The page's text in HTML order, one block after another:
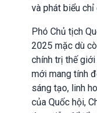
và phát biểu
Phó Chủ tịch
2025 mặc dù
chính trị thế
mới mang tính
sáng tạo, linh
của Quốc hội,